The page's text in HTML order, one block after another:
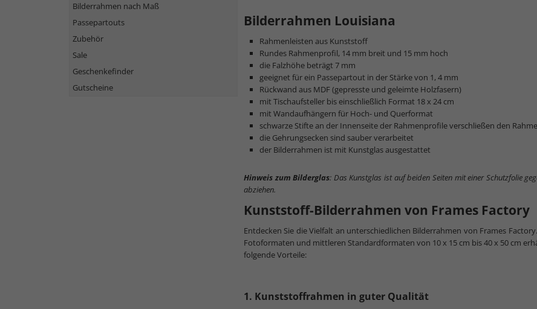
Bilderrahmen Louisiana
Rahmenleisten aus Kunststoff
Rundes Rahmenprofil, 14 mm breit und 15 mm hoch
die Falzhöhe beträgt 7 mm
geeignet für ein Passepartout in der Stärke von 1, 4 mm
Rückwand aus MDF (gepresste und geleimte Holzfasern)
mit Tischaufsteller bis einschließlich Format 18 x 24 cm
mit Wandaufhängern für Hoch- und Querformat
schwarze Stifte an der Innenseite der Rahmenprofile verschließen den
die Gehrungsecken sind sauber verarbeitet
der Bilderrahmen ist mit Kunstglas ausgestattet
Hinweis zum Bilderglas: Das Kunstglas ist auf beiden Seiten mit einer Schutzfolie
abziehen.
Kunststoff-Bilderrahmen von Frames Factory
Entdecken Sie die Vielfalt an unterschiedlichen Bilderrahmen von Frames
Fotoformaten und mittleren Standardformaten von 10 x 15 cm bis 40 x 50 cm
folgende Vorteile:
1. Kunststoffrahmen in guter Qualität
Bilderrahmen nach Maß
Passepartouts
Zubehör
Sale
Geschenkefinder
Gutscheine